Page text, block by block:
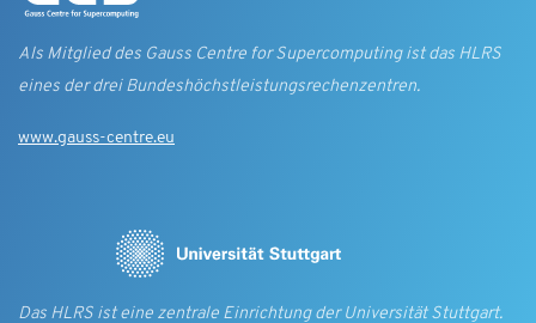
Als Mitglied des Gauss Centre for Supercomputing ist das HLRS
eines der drei Bundes­höchst­leistungs­rechen­zentren.
www.gauss-centre.eu
Das HLRS ist eine zentrale Einrichtung der Universität Stuttgart.